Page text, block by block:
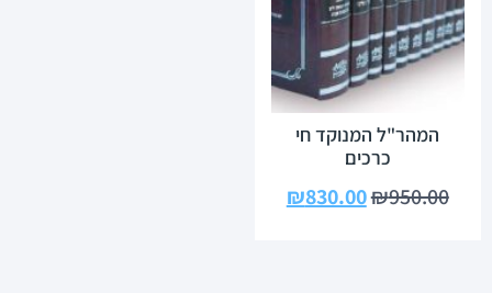
המהר"ל המנוקד חי
כרכים
₪950.00
₪830.00